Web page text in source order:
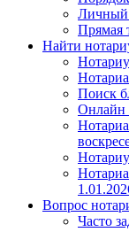
Личный
Прямая
Найти
Поиск
Онлайн
Вопрос
Часто